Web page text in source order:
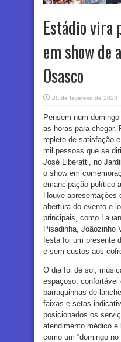
Estádio vira
em show de
Osasco
28 de fevereiro de 2023
Pensem num
as horas para chegar.
repleto de satisfação
mil pessoas que se
José Liberatti, no
o show em
emancipação político-
Houve apresentações
abertura do evento e
principais, como
Pisadinha, Joãozinho
festa foi um presente
e sem custos aos
O dia foi de sol,
espaçoso, confortável
barraquinhas de
faixas e setas
posicionados os
atendimento médico
como um “domingo no